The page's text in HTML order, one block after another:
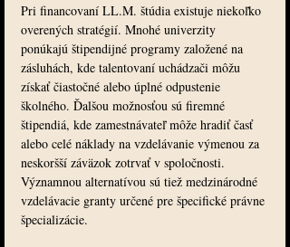
Pri financovaní LL.M. štúdia existuje niekoľko
overených stratégií. Mnohé univerzity
ponúkajú štipendijné programy založené na
zásluhách, kde talentovaní uchádzači môžu
získať čiastočné alebo úplné odpustenie
školného. Ďalšou možnosťou sú firemné
štipendiá, kde zamestnávateľ môže hradiť časť
alebo celé náklady na vzdelávanie výmenou za
neskoršší záväzok zotrvať v spoločnosti.
Významnou alternatívou sú tiež medzinárodné
vzdelávacie granty určené pre špecifické právne
špecializácie.